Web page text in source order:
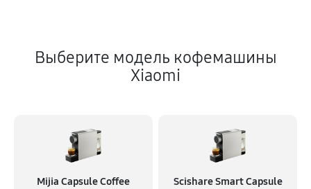
Выберите модель кофемашины
Xiaomi
Mijia Capsule Coffee
Scishare Smart Capsule